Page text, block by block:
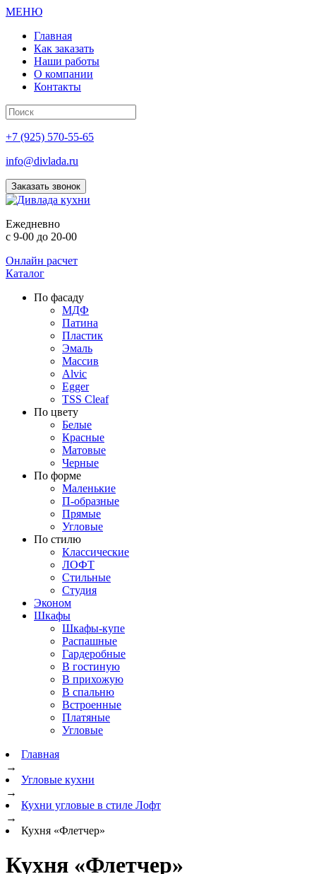
МЕНЮ
Главная
Как заказать
Наши работы
О компании
Контакты
+7 (925) 570-55-65
info@divlada.ru
Заказать звонок
Ежедневно
с 9-00 до 20-00
Онлайн расчет
Каталог
По фасаду
МДФ
Патина
Пластик
Эмаль
Массив
Alvic
Egger
TSS Cleaf
По цвету
Белые
Красные
Матовые
Черные
По форме
Маленькие
П-образные
Прямые
Угловые
По стилю
Классические
ЛОФТ
Стильные
Студия
Эконом
Шкафы
Шкафы-купе
Распашные
Гардеробные
В гостиную
В прихожую
В спальню
Встроенные
Платяные
Угловые
Главная
→
Угловые кухни
→
Кухни угловые в стиле Лофт
→
Кухня «Флетчер»
Кухня «Флетчер»